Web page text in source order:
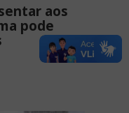
aos
pode